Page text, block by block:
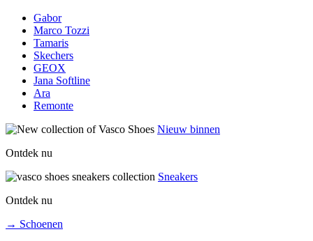
Gabor
Marco Tozzi
Tamaris
Skechers
GEOX
Jana Softline
Ara
Remonte
Nieuw binnen
Ontdek nu
Sneakers
Ontdek nu
→ Schoenen